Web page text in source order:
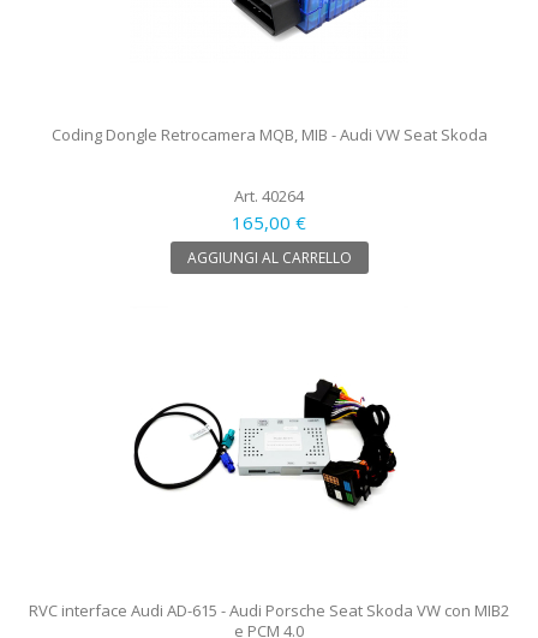
Coding Dongle Retrocamera MQB, MIB - Audi VW Seat Skoda
Art. 40264
165,00 €
AGGIUNGI AL CARRELLO
RVC interface Audi AD-615 - Audi Porsche Seat Skoda VW con MIB2
e PCM 4.0